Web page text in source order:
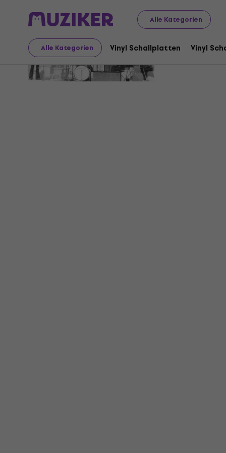
Alle Kategorien
Alle Kategorien Vinyl Schallplatten Vinyl
Insieme